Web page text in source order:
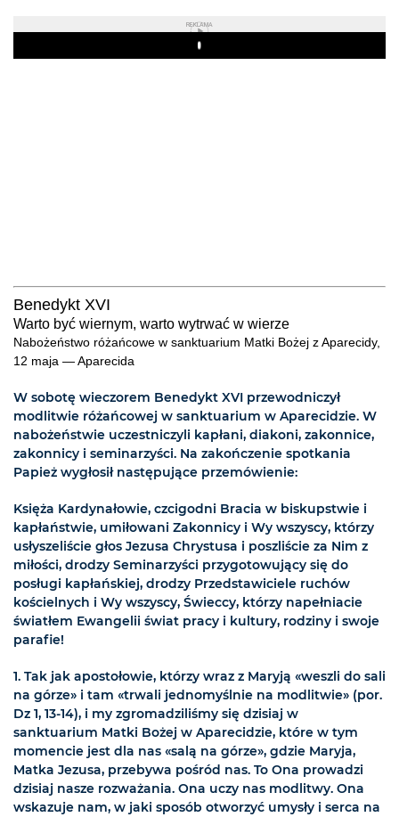
REKLAMA
Play
Benedykt XVI
Warto być wiernym, warto wytrwać w wierze
Nabożeństwo różańcowe w sanktuarium Matki Bożej z Aparecidy,
12 maja — Aparecida
W sobotę wieczorem Benedykt XVI przewodniczył
modlitwie różańcowej w sanktuarium w Aparecidzie. W
nabożeństwie uczestniczyli kapłani, diakoni, zakonnice,
zakonnicy i seminarzyści. Na zakończenie spotkania
Papież wygłosił następujące przemówienie:
Księża Kardynałowie, czcigodni Bracia w biskupstwie i
kapłaństwie, umiłowani Zakonnicy i Wy wszyscy, którzy
usłyszeliście głos Jezusa Chrystusa i poszliście za Nim z
miłości, drodzy Seminarzyści przygotowujący się do
posługi kapłańskiej, drodzy Przedstawiciele ruchów
kościelnych i Wy wszyscy, Świeccy, którzy napełniacie
światłem Ewangelii świat pracy i kultury, rodziny i swoje
parafie!
1. Tak jak apostołowie, którzy wraz z Maryją «weszli do sali
na górze» i tam «trwali jednomyślnie na modlitwie» (por.
Dz 1, 13-14), i my zgromadziliśmy się dzisiaj w
sanktuarium Matki Bożej w Aparecidzie, które w tym
momencie jest dla nas «salą na górze», gdzie Maryja,
Matka Jezusa, przebywa pośród nas. To Ona prowadzi
dzisiaj nasze rozważania. Ona uczy nas modlitwy. Ona
wskazuje nam, w jaki sposób otworzyć umysły i serca na